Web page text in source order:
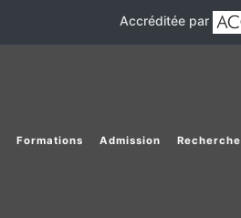
Accréditée par
Formations Admission Recherche